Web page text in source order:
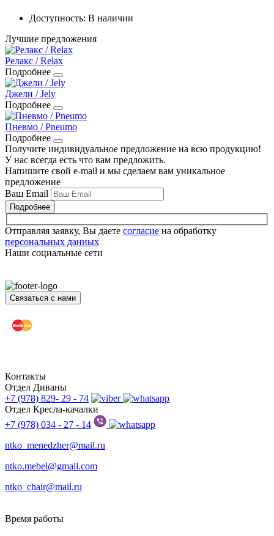
Доступность: В наличии
Лучшие предложения
Релакс / Relax
Подробнее
Джели / Jely
Подробнее
Пневмо / Pneumo
Подробнее
Получите индивидуальное предложение на всю продукцию!
У нас всегда есть что вам предложить.
Напишите свой e-mail и мы сделаем вам уникальное
предложение
Ваш Email
Подробнее
Отправляя заявку, Вы даете согласие на обработку
персональных данных
Наши социальные сети
Связаться с нами
Контакты
Отдел Диваны
+7 (978) 829- 29 - 74
Отдел Кресла-качалки
+7 (978) 034 - 27 - 14
ntko_menedzher@mail.ru
ntko.mebel@gmail.com
ntko_chair@mail.ru
Время работы